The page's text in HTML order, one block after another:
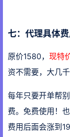
七：代理具体费
原价1580， 现特
资不需要，大几千
每年只要开单帮
费。免费使用！
费用后面会涨到